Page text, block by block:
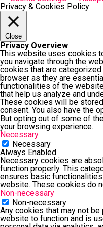
Privacy & Cookies Policy
Close
Privacy Overview
This website uses cookies
you navigate through the
cookies that are
browser as they are
functionalities of the
that help us analyze and
These cookies will be
consent. You also have the
But opting out of some of
your browsing experience.
Necessary
Necessary
Always Enabled
Necessary cookies are
function properly. This
ensures basic
website. These cookies do
Non-necessary
Non-necessary
Any cookies that may not
website to function and is